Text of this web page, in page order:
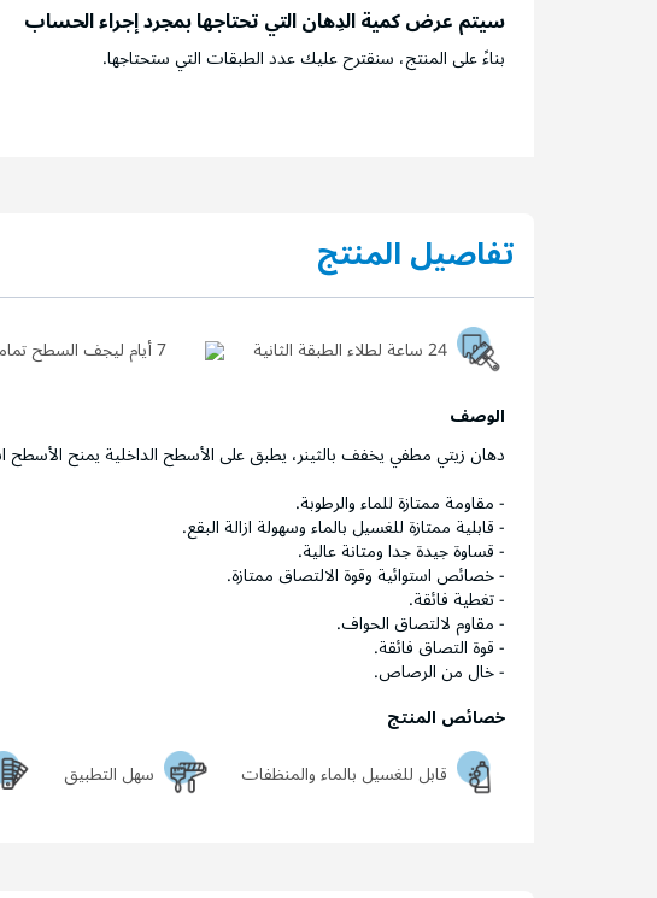
سيتم عرض كمية الدِهان التي تحتاجها بمجرد إجراء الحساب
بناءً على المنتج، سنقترح عليك عدد الطبقات التي ستحتاجها.
تفاصيل المنتج
24 ساعة لطلاء الطبقة الثانية 7 أيام ليجف السطح تماماً
الوصف
دهان زيتي مطفي يخفف بالثينر، يطبق على الأسطح الداخلية يمنح الأسطح
- مقاومة ممتازة للماء والرطوبة.
- قابلية ممتازة للغسيل بالماء وسهولة ازالة البقع.
- قساوة جيدة جدا ومتانة عالية.
- خصائص استوائية وقوة الالتصاق ممتازة.
- تغطية فائقة.
- مقاوم لالتصاق الحواف.
- قوة التصاق فائقة.
- خال من الرصاص.
خصائص المنتج
قابل للغسيل بالماء والمنظفات
سهل التطبيق